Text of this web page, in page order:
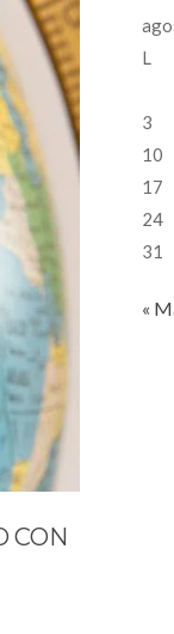
CON
L
3
10
17
24
31
«